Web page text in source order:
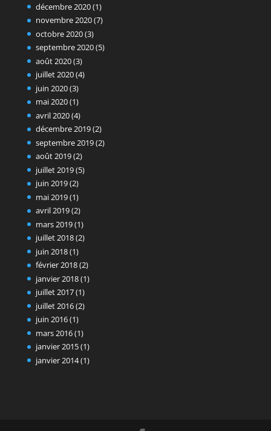
décembre 2020(1)
novembre 2020(7)
octobre 2020(3)
septembre 2020(5)
août 2020(3)
juillet 2020(4)
juin 2020(3)
mai 2020(1)
avril 2020(4)
décembre 2019(2)
septembre 2019(2)
août 2019(2)
juillet 2019(5)
juin 2019(2)
mai 2019(1)
avril 2019(2)
mars 2019(1)
juillet 2018(2)
juin 2018(1)
février 2018(2)
janvier 2018(1)
juillet 2017(1)
juillet 2016(2)
juin 2016(1)
mars 2016(1)
janvier 2015(1)
janvier 2014(1)